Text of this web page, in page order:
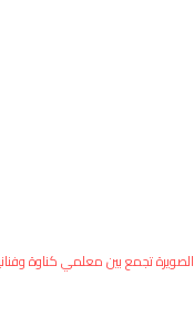
العالم
الصويرة تجمع بين معلمي كناوة